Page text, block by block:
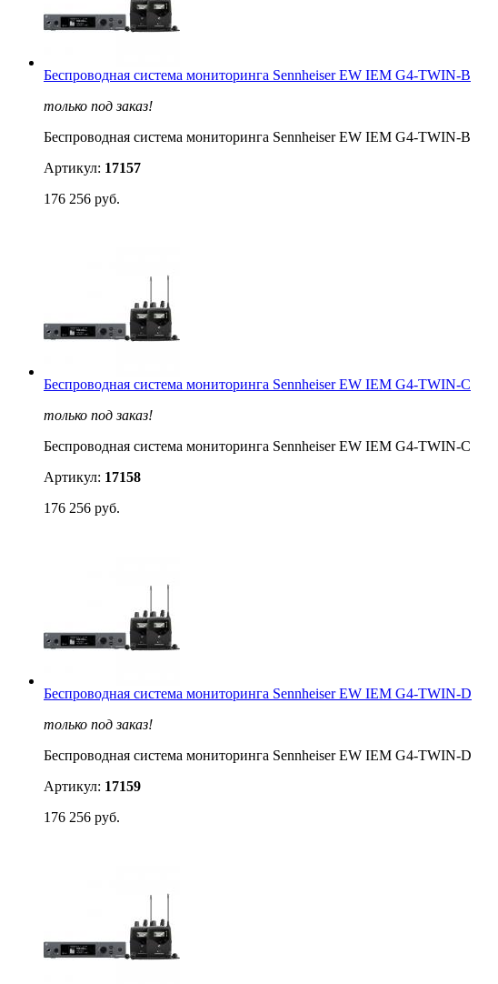
Беспроводная система мониторинга Sennheiser EW IEM G4-TWIN-B
только под заказ!
Беспроводная система мониторинга Sennheiser EW IEM G4-TWIN-B
Артикул: 17157
176 256 руб.
Беспроводная система мониторинга Sennheiser EW IEM G4-TWIN-C
только под заказ!
Беспроводная система мониторинга Sennheiser EW IEM G4-TWIN-C
Артикул: 17158
176 256 руб.
Беспроводная система мониторинга Sennheiser EW IEM G4-TWIN-D
только под заказ!
Беспроводная система мониторинга Sennheiser EW IEM G4-TWIN-D
Артикул: 17159
176 256 руб.